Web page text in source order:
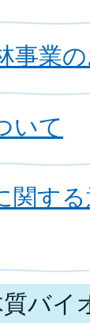
事業
いて
関す
バイ